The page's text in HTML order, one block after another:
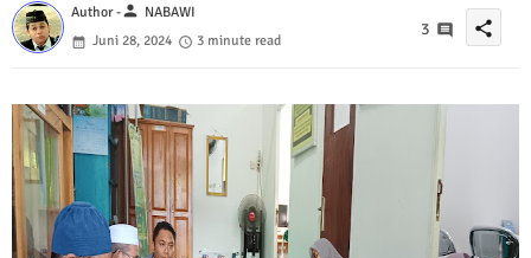
Author -person NABAWI
Juni 28, 2024
3 minute read
3 share